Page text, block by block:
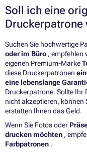
Soll ich eine
Druckerpatrone
Suchen Sie hochwertige
oder im Büro , empfehlen
eigenen Premium-Marke
diese Druckerpatronen
eine lebenslange
Druckerpatrone. Sollte Ihr
nicht akzeptieren, können
erstatten Ihnen das Geld.
Wenn Sie Fotos oder
drucken möchten ,
Farbpatronen .